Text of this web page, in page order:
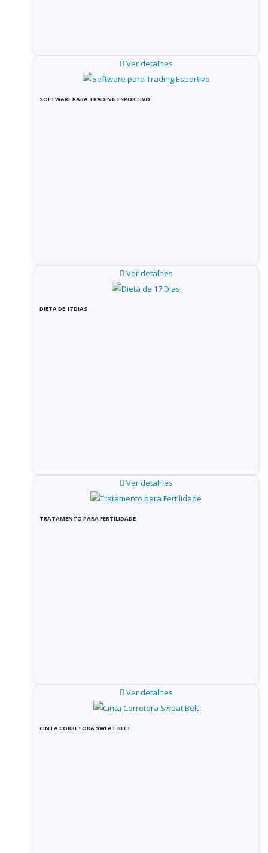
Ver detalhes
SOFTWARE PARA TRADING ESPORTIVO
Ver detalhes
DIETA DE 17 DIAS
Ver detalhes
TRATAMENTO PARA FERTILIDADE
Ver detalhes
CINTA CORRETORA SWEAT BELT